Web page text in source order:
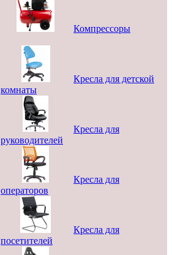
Компрессоры
Кресла для детской
комнаты
Кресла для
руководителей
Кресла для
операторов
Кресла для
посетителей